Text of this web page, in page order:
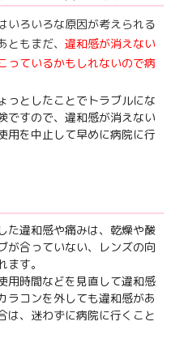
いろいろな原因が考えられる
もまだ、 違和感が消えない
っているかもしれないので病
っとしたことでトラブルにな
ですので、違和感が消えない
用を中止して早めに病院に行
た違和感や痛みは、乾燥や酸
が合っていない、レンズの向
す。
用時間などを見直して違和感
ラコンを外しても違和感があ
は、迷わずに病院に行くこと